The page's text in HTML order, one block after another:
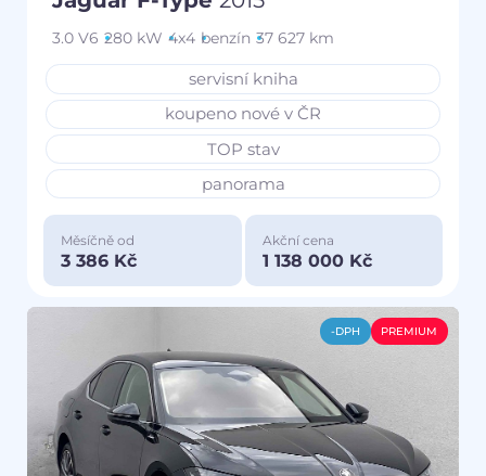
3.0 V6 280 kW 4x4 benzín 37 627 km
servisní kniha
koupeno nové v ČR
TOP stav
panorama
Měsíčně od
3 386 Kč
Akční cena
1 138 000 Kč
-DPH PREMIUM